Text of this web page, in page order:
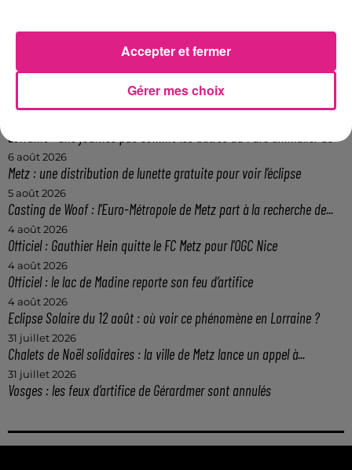
(La rue Taison fin novembre 2020)
FIL ACTUS
Lorraine : une journée pas comme les autres au Parc animalier de...
6 août 2026
Metz : une distribution de lunette gratuite pour voir l’éclipse
5 août 2026
Casting de Woof : l'Euro-Métropole de Metz part à la recherche de...
4 août 2026
Officiel : Gauthier Hein quitte le FC Metz pour l'OGC Nice
4 août 2026
Officiel : le lac de Madine reporte son feu d’artifice
4 août 2026
Eclipse Solaire du 12 août : où voir ce phénomène en Lorraine ?
31 juillet 2026
Chalets de Noël solidaires : la ville de Metz lance un appel à...
31 juillet 2026
Vosges : les feux d’artifice de Gérardmer sont annulés
Gérer mes choix
Accepter et fermer